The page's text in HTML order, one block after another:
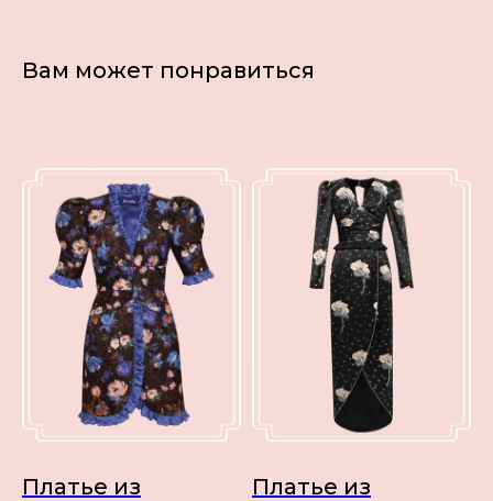
Вам может понравиться
Платье из
Платье из